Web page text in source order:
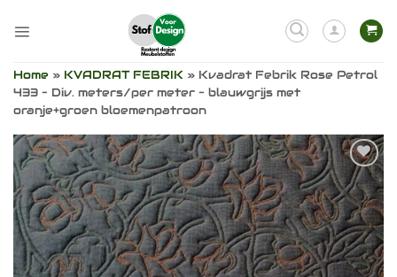
naar
Home » KVADRAT FEBRIK » Kvadrat Febrik Rose Petrol
433 – Div. meters/per meter – blauwgrijs met
oranje+groen bloemenpatroon
Toevoegen
aan
verlanglijst